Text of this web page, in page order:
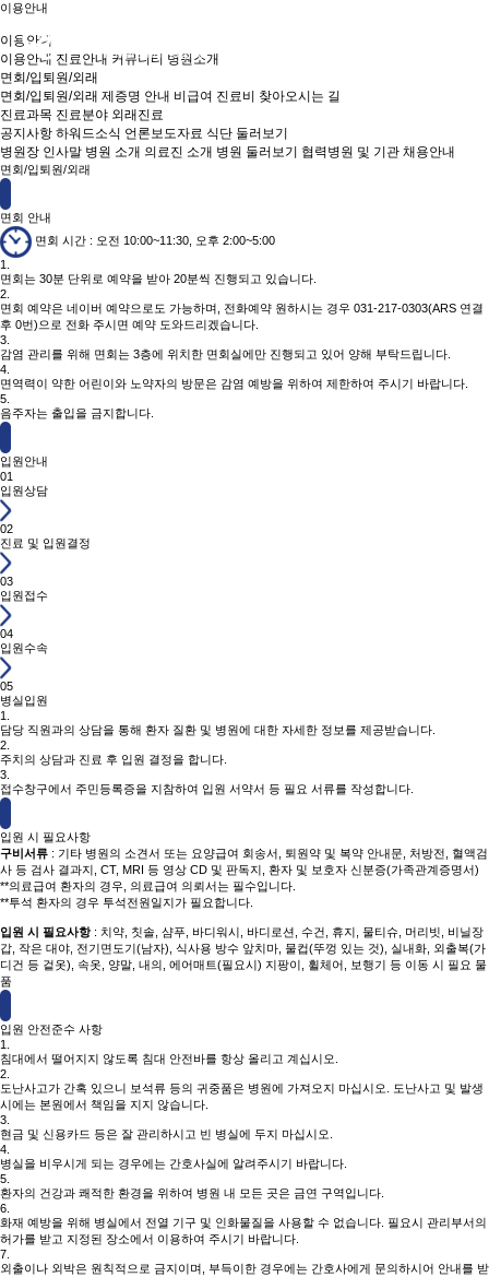
이용안내
이용안내
이용안내 진료안내 커뮤니티 병원소개
면회/입퇴원/외래
면회/입퇴원/외래 제증명 안내 비급여 진료비
찾아오시는 길
진료과목 진료분야 외래진료
공지사항 하워드소식 언론보도자료 식단 둘러보기
병원장 인사말 병원 소개 의료진 소개 병원 둘러보기 협력병원 및 기관 채용안내
면회/입퇴원/외래
면회 안내
면회 시간 : 오전 10:00~11:30, 오후 2:00~5:00
1.
면회는 30분 단위로 예약을 받아 20분씩 진행되고 있습니다.
2.
면회 예약은 네이버 예약으로도 가능하며, 전화예약 원하시는 경우 031-217-0303(ARS 연결
후 0번)으로 전화 주시면 예약 도와드리겠습니다.
3.
감염 관리를 위해 면회는 3층에 위치한 면회실에만 진행되고 있어 양해 부탁드립니다.
4.
면역력이 약한 어린이와 노약자의 방문은 감염 예방을 위하여 제한하여 주시기 바랍니다.
5.
음주자는 출입을 금지합니다.
입원안내
01
입원상담
02
진료 및 입원결정
03
입원접수
04
입원수속
05
병실입원
1.
담당 직원과의 상담을 통해 환자 질환 및 병원에 대한 자세한 정보를 제공받습니다.
2.
주치의 상담과 진료 후 입원 결정을 합니다.
3.
접수창구에서 주민등록증을 지참하여 입원 서약서 등 필요 서류를 작성합니다.
입원 시 필요사항
구비서류 : 기타 병원의 소견서 또는 요양급여 회송서, 퇴원약 및 복약 안내문, 처방전, 혈액검
사 등 검사 결과지, CT, MRI 등 영상 CD 및 판독지, 환자 및 보호자 신분증(가족관계증명서)
**의료급여 환자의 경우, 의료급여 의뢰서는 필수입니다.
**투석 환자의 경우 투석전원일지가 필요합니다.
입원 시 필요사항: 치약, 칫솔, 샴푸, 바디워시, 바디로션, 수건, 휴지, 물티슈, 머리빗, 비닐장
갑, 작은 대야, 전기면도기(남자), 식사용 방수 앞치마, 물컵(뚜껑 있는 것), 실내화, 외출복(가
디건 등 겉옷), 속옷, 양말, 내의, 에어매트(필요시) 지팡이, 휠체어, 보행기 등 이동 시 필요 물
품
입원 안전준수 사항
1.
침대에서 떨어지지 않도록 침대 안전바를 항상 올리고 계십시오.
2.
도난사고가 간혹 있으니 보석류 등의 귀중품은 병원에 가져오지 마십시오. 도난사고 및 발생
시에는 본원에서 책임을 지지 않습니다.
3.
현금 및 신용카드 등은 잘 관리하시고 빈 병실에 두지 마십시오.
4.
병실을 비우시게 되는 경우에는 간호사실에 알려주시기 바랍니다.
5.
환자의 건강과 쾌적한 환경을 위하여 병원 내 모든 곳은 금연 구역입니다.
6.
화재 예방을 위해 병실에서 전열 기구 및 인화물질을 사용할 수 없습니다. 필요시 관리부서의
허가를 받고 지정된 장소에서 이용하여 주시기 바랍니다.
7.
외출이나 외박은 원칙적으로 금지이며, 부득이한 경우에는 간호사에게 문의하시어 안내를 받